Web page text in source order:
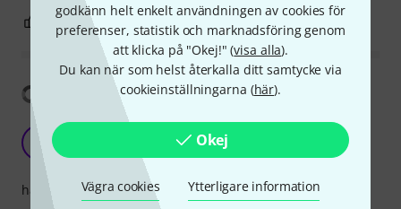
godkänn helt enkelt användningen av cookies för
preferenser, statistik och marknadsföring genom
att klicka på "Okej!" (visa alla).
Du kan när som helst återkalla ditt samtycke via
cookieinställningarna (här).
Okej
Vägra cookies Ytterligare information
0
Visa översättning
Wow Factor 08.11.2021
hantverkskvalitet